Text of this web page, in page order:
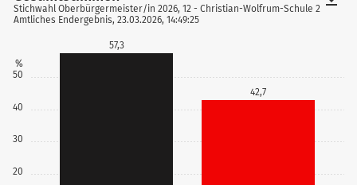
20
30
40
50
%
57,3
42,7
Stichwahl Oberbürgermeister/in 2026, 12 - Christian-Wolfrum-Schule 2
Amtliches Endergebnis, 23.03.2026, 14:49:25